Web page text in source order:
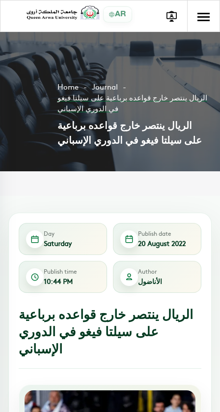
AR
Home
Journal
الريال ينتصر خارج قواعده برباعية على سيلتا فيغو
في الدوري الإسباني
الريال ينتصر خارج قواعده برباعية
على سيلتا فيغو في الدوري الإسباني
Day
Saturday
Publish date
20 August 2022
Publish time
10:44 PM
Author
الأناضول
الريال ينتصر خارج قواعده برباعية
على سيلتا فيغو في الدوري
الإسباني